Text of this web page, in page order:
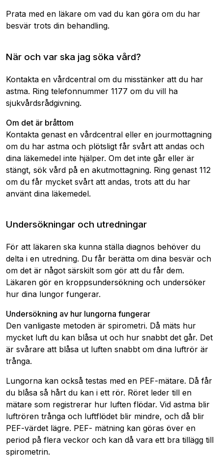
Prata med en läkare om vad du kan göra om du har
besvär trots din behandling.
När och var ska jag söka vård?
Kontakta en vårdcentral om du misstänker att du har
astma. Ring telefonnummer 1177 om du vill ha
sjukvårdsrådgivning.
Om det är bråttom
Kontakta genast en vårdcentral eller en jourmottagning
om du har astma och plötsligt får svårt att andas och
dina läkemedel inte hjälper. Om det inte går eller är
stängt, sök vård på en akutmottagning. Ring genast 112
om du får mycket svårt att andas, trots att du har
använt dina läkemedel.
Undersökningar och utredningar
För att läkaren ska kunna ställa diagnos behöver du
delta i en utredning. Du får berätta om dina besvär och
om det är något särskilt som gör att du får dem.
Läkaren gör en kroppsundersökning och undersöker
hur dina lungor fungerar.
Undersökning av hur lungorna fungerar
Den vanligaste metoden är spirometri. Då mäts hur
mycket luft du kan blåsa ut och hur snabbt det går. Det
är svårare att blåsa ut luften snabbt om dina luftrör är
trånga.
Lungorna kan också testas med en PEF-mätare. Då får
du blåsa så hårt du kan i ett rör. Röret leder till en
mätare som registrerar hur luften flödar. Vid astma blir
luftrören trånga och luftflödet blir mindre, och då blir
PEF-värdet lägre. PEF- mätning kan göras över en
period på flera veckor och kan då vara ett bra tillägg till
spirometrin.